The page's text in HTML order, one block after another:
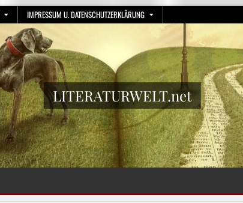
IMPRESSUM U. DATENSCHUTZERKLÄRUNG
LITERATURWELT.net